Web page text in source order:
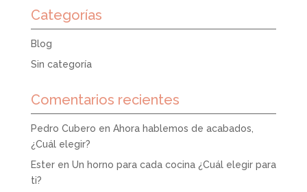
Categorías
Blog
Sin categoría
Comentarios recientes
Pedro Cubero en Ahora hablemos de acabados,
¿Cuál elegir?
Esteren Un horno para cada cocina ¿Cuál elegir para
ti?